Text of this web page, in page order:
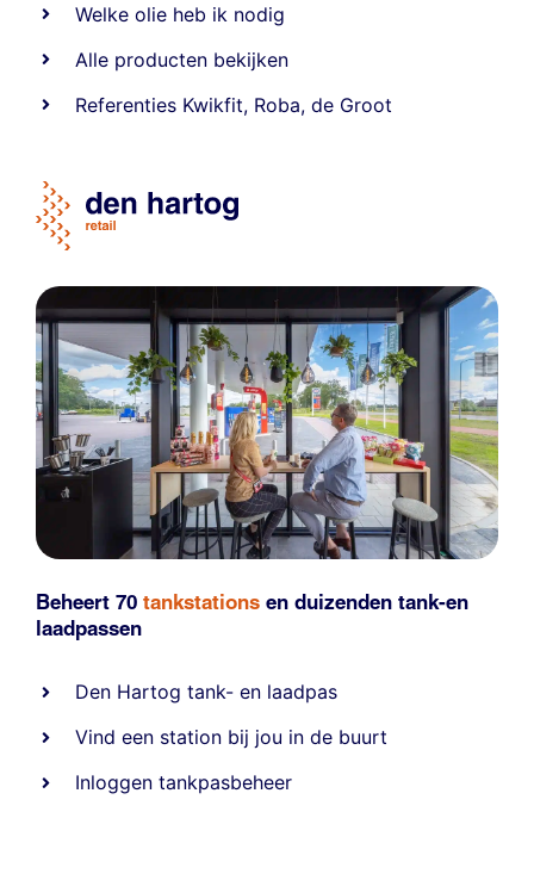
Welke olie heb ik nodig
Alle producten bekijken
Referenties Kwikfit, Roba,de Groot
Beheert 70 tankstations en duizenden tank-en
laadpassen
Den Hartog tank- en laadpas
Vind een station bij jou in de buurt
Inloggen tankpasbeheer